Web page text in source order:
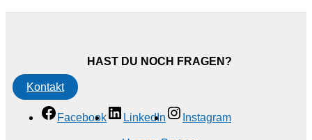
HAST DU NOCH FRAGEN?
Kontakt
Facebook LinkedIn Instagram